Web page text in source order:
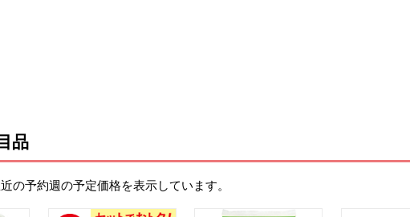
品
の予約週の予定価格を表示しています。